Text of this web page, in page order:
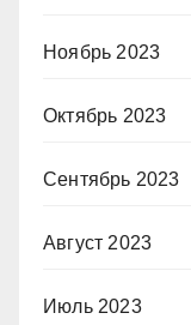
Ноябрь 2023
Октябрь 2023
Сентябрь 2023
Август 2023
Июль 2023